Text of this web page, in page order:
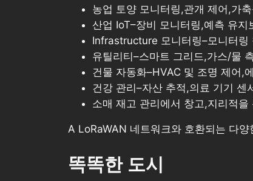
농업 토양 모니터링,관개 제어,가
산업 IoT–장비 모니터링,예측 유지
Infrastructure 모니터링–모니터링
유틸리티–스마트 그리드,가스/물
건물 자동화–HVAC 및 조명 제어,
건강 관리–자산 추적,의료 기기 센
소매 재고 관리에서 창고,지리적
A LoRaWAN 네트워크와 호환되는 다
똑똑한 도시